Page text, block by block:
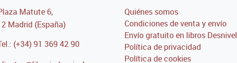
Matute 6,
Madrid (España)
(+34) 91 369 42 90
Quiénes somos
Condiciones de venta y envío
Envío gratuito en libros Desnivel
Política de privacidad
Política de cookies